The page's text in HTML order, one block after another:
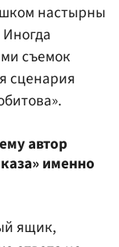
настырны
съемок
сценария
автор
именно
ящик,